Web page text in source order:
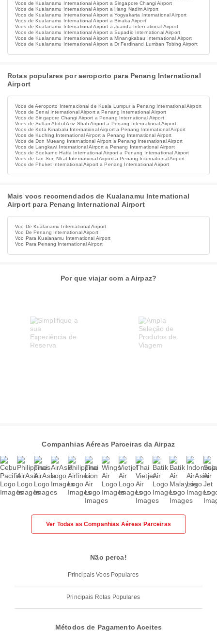
Voos de Kualanamu International Airport a Singapore Changi Airport
Voos de Kualanamu International Airport a Hang Nadim Airport
Voos de Kualanamu International Airport a Yogyakarta International Airport
Voos de Kualanamu International Airport a Binaka Airport
Voos de Kualanamu International Airport a Juanda International Airport
Voos de Kualanamu International Airport a Supadio International Airport
Voos de Kualanamu International Airport a Minangkabau International Airport
Voos de Kualanamu International Airport a Dr Ferdinand Lumban Tobing Airport
Rotas populares por aeroporto para Penang International
Airport
Voos de Aeroporto Internacional de Kuala Lumpur a Penang International Airport
Voos de Senai International Airport a Penang International Airport
Voos de Singapore Changi Airport a Penang International Airport
Voos de Sultan Abdul Aziz Shah Airport a Penang International Airport
Voos de Kota Kinabalu International Airport a Penang International Airport
Voos de Kuching International Airport a Penang International Airport
Voos de Don Mueang International Airport a Penang International Airport
Voos de Langkawi International Airport a Penang International Airport
Voos de Soekarno Hatta International Airport a Penang International Airport
Voos de Tan Son Nhat International Airport a Penang International Airport
Voos de Phuket International Airport a Penang International Airport
Mais voos recomendados de Kualanamu International
Airport para Penang International Airport
Voo De Kualanamu International Airport
Voo De Penang International Airport
Voo Para Kualanamu International Airport
Voo Para Penang International Airport
Por que viajar com a Airpaz?
Companhias Aéreas Parceiras da Airpaz
Ver Todas as Companhias Aéreas Parceiras
Não perca!
Principais Voos Populares
Principais Rotas Populares
Métodos de Pagamento Aceites